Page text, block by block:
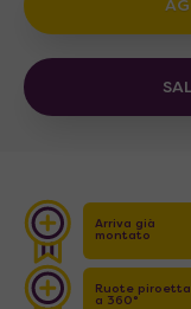
Arriva già
montato
Ruote
a 360°